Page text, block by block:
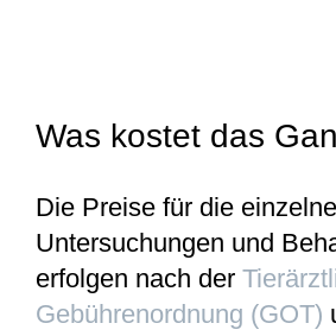
Was kostet das
Die Preise für die
Untersuchungen und
erfolgen nach der
Gebührenordnung (GOT)